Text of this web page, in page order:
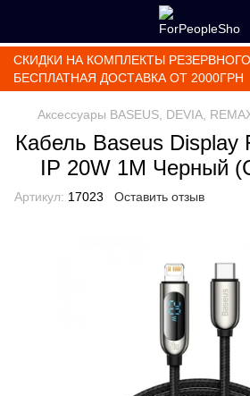
СКИДКИ НА КОМПЛЕКТЫ
БЕСПЛАТНАЯ ДОСТАВКА ОТ 2000ГРН
Аксессуары BASEUS, DEVIA,
Кабель Baseus Display
IP 20W 1M Черный
Артикул: 17023 Оставить отзыв